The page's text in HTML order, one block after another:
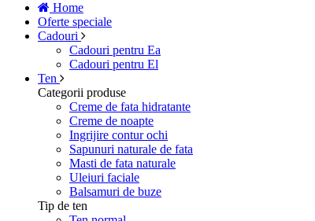
Home
Oferte speciale
Cadouri
Cadouri pentru Ea
Cadouri pentru El
Ten
Categorii produse
Creme de fata hidratante
Creme de noapte
Ingrijire contur ochi
Sapunuri naturale de fata
Masti de fata naturale
Uleiuri faciale
Balsamuri de buze
Tip de ten